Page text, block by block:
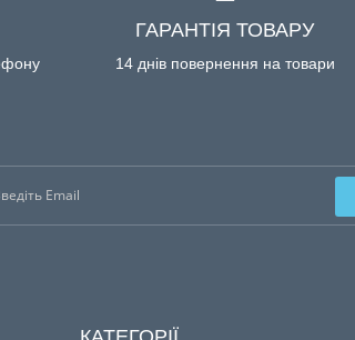
ГАРАНТІЯ ТОВАРУ
14 днів повернення на товари